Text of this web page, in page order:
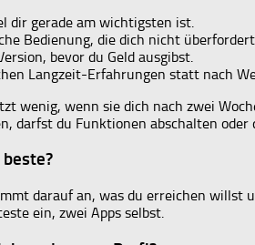
dir gerade am wichtigsten ist.
Bedienung, die dich nicht überfordert.
bevor du Geld ausgibst.
Langzeit-Erfahrungen statt nach
wenig, wenn sie dich nach zwei
darfst du Funktionen abschalten oder
darauf an, was du erreichen
ein, zwei Apps selbst.